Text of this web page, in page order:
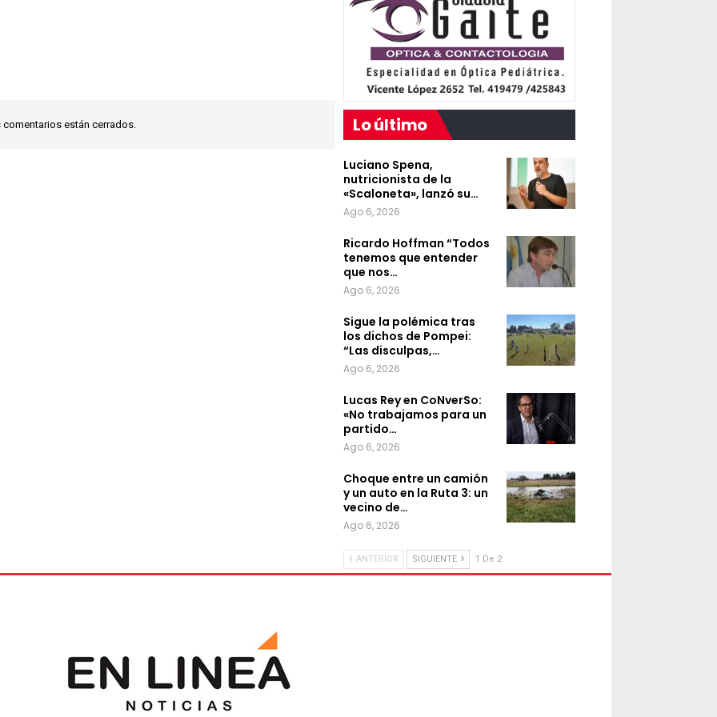
comentarios están cerrados. Lo último
Luciano Spena,
nutricionista de la
«Scaloneta», lanzó su…
Ago 6, 2026
Ricardo Hoffman “Todos
tenemos que entender
que nos…
Ago 6, 2026
Sigue la polémica tras
los dichos de Pompei:
“Las disculpas,…
Ago 6, 2026
Lucas Rey en CoNverSo:
«No trabajamos para un
partido…
Ago 6, 2026
Choque entre un camión
y un auto en la Ruta 3: un
vecino de…
Ago 6, 2026
ANTERIOR SIGUIENTE 1 De 2